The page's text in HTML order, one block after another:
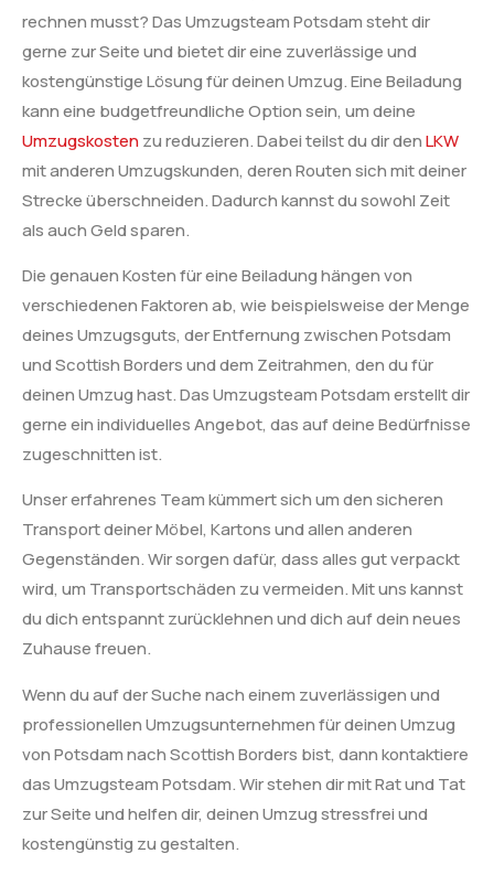
rechnen musst? Das Umzugsteam Potsdam steht dir
gerne zur Seite und bietet dir eine zuverlässige und
kostengünstige Lösung für deinen Umzug. Eine Beiladung
kann eine budgetfreundliche Option sein, um deine
Umzugskostenzu reduzieren. Dabei teilst du dir denLKW
mit anderen Umzugskunden, deren Routen sich mit deiner
Strecke überschneiden. Dadurch kannst du sowohl Zeit
als auch Geld sparen.
Die genauen Kosten für eine Beiladung hängen von
verschiedenen Faktoren ab, wie beispielsweise der Menge
deines Umzugsguts, der Entfernung zwischen Potsdam
und Scottish Borders und dem Zeitrahmen, den du für
deinen Umzug hast. Das Umzugsteam Potsdam erstellt dir
gerne ein individuelles Angebot, das auf deine Bedürfnisse
zugeschnitten ist.
Unser erfahrenes Team kümmert sich um den sicheren
Transport deiner Möbel, Kartons und allen anderen
Gegenständen. Wir sorgen dafür, dass alles gut verpackt
wird, um Transportschäden zu vermeiden. Mit uns kannst
du dich entspannt zurücklehnen und dich auf dein neues
Zuhause freuen.
Wenn du auf der Suche nach einem zuverlässigen und
professionellen Umzugsunternehmen für deinen Umzug
von Potsdam nach Scottish Borders bist, dann kontaktiere
das Umzugsteam Potsdam. Wir stehen dir mit Rat und Tat
zur Seite und helfen dir, deinen Umzug stressfrei und
kostengünstig zu gestalten.